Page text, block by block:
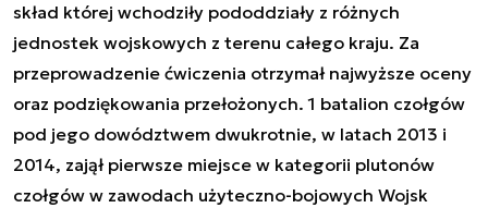
skład której wchodziły pododdziały z różnych
jednostek wojskowych z terenu całego kraju. Za
przeprowadzenie ćwiczenia otrzymał najwyższe oceny
oraz podziękowania przełożonych. 1 batalion czołgów
pod jego dowództwem dwukrotnie, w latach 2013 i
2014, zajął pierwsze miejsce w kategorii plutonów
czołgów w zawodach użyteczno-bojowych Wojsk